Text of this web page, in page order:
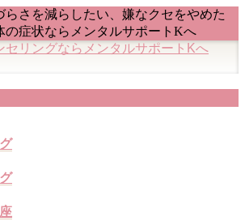
らさを減らしたい、嫌なクセをやめた
の症状ならメンタルサポートKへ